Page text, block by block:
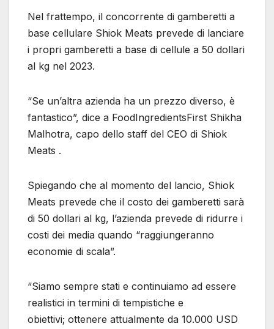
Nel frattempo, il concorrente di gamberetti a
base cellulare Shiok Meats prevede di lanciare
i propri gamberetti a base di cellule a 50 dollari
al kg nel 2023.
“Se un’altra azienda ha un prezzo diverso, è
fantastico”, dice a FoodIngredientsFirst Shikha
Malhotra, capo dello staff del CEO di Shiok
Meats .
Spiegando che al momento del lancio, Shiok
Meats prevede che il costo dei gamberetti sarà
di 50 dollari al kg, l’azienda prevede di ridurre i
costi dei media quando “raggiungeranno
economie di scala”.
“Siamo sempre stati e continuiamo ad essere
realistici in termini di tempistiche e
obiettivi; ottenere attualmente da 10.000 USD